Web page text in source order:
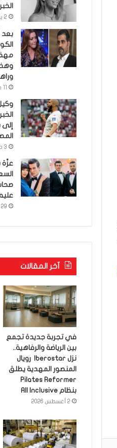
الخبر
2 يناير 2021
بعد
إلى
3 ديسمبر 2022
عزّة
29 فبراير 2024
آخر المقالات
في تجربة جديدة تجمع
بين الرياضة والرفاهية..
نزل Iberostar رويال
المنصور المهدية يطلق
Pilates Reformer
بنظام All Inclusive
2 أغسطس 2026